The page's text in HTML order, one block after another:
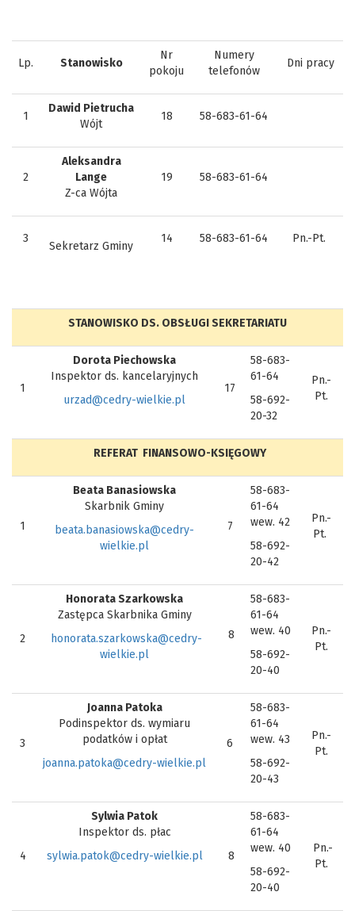
Lp. Stanowisko
Nr
pokoju
Numery
telefonów
Dni pracy
1
Dawid Pietrucha
Wójt
18 58-683-61-64
2
Aleksandra
Lange
Z-ca Wójta
19 58-683-61-64
3
Sekretarz Gminy
14 58-683-61-64 Pn.-Pt.
STANOWISKO DS. OBSŁUGI SEKRETARIATU
1
Dorota Piechowska
Inspektor ds. kancelaryjnych
urzad@cedry-wielkie.pl
17
58-683-
61-64
58-692-
20-32
Pn.-
Pt.
REFERAT FINANSOWO-KSIĘGOWY
1
Beata Banasiowska
Skarbnik Gminy
beata.banasiowska@cedry-
wielkie.pl
7
58-683-
61-64
wew. 42
58-692-
20-42
Pn.-
Pt.
2
Honorata Szarkowska
Zastępca Skarbnika Gminy
honorata.szarkowska@cedry-
wielkie.pl
8
58-683-
61-64
wew. 40
58-692-
20-40
Pn.-
Pt.
3
Joanna Patoka
Podinspektor ds. wymiaru
podatków i opłat
joanna.patoka@cedry-wielkie.pl
6
58-683-
61-64
wew. 43
58-692-
20-43
Pn.-
Pt.
4
Sylwia Patok
Inspektor ds. płac
sylwia.patok@cedry-wielkie.pl
8
58-683-
61-64
wew. 40
58-692-
20-40
Pn.-
Pt.